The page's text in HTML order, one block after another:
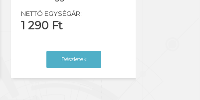
NETTÓ EGYSÉGÁR:
1 290 Ft
Részletek